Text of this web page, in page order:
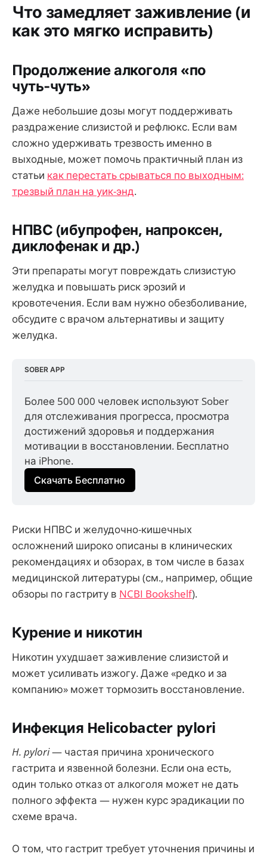
Что замедляет заживление (и
как это мягко исправить)
Продолжение алкоголя «по
чуть‑чуть»
Даже небольшие дозы могут поддерживать
раздражение слизистой и рефлюкс. Если вам
сложно удерживать трезвость именно в
выходные, может помочь практичный план из
статьи как перестать срываться по выходным:
трезвый план на уик-энд.
НПВС (ибупрофен, напроксен,
диклофенак и др.)
Эти препараты могут повреждать слизистую
желудка и повышать риск эрозий и
кровотечения. Если вам нужно обезболивание,
обсудите с врачом альтернативы и защиту
желудка.
SOBER APP
Более 500 000 человек используют Sober
для отслеживания прогресса, просмотра
достижений здоровья и поддержания
мотивации в восстановлении. Бесплатно
на iPhone.
Скачать Бесплатно
Риски НПВС и желудочно-кишечных
осложнений широко описаны в клинических
рекомендациях и обзорах, в том числе в базах
медицинской литературы (см., например, общие
обзоры по гастриту в NCBI Bookshelf).
Курение и никотин
Никотин ухудшает заживление слизистой и
может усиливать изжогу. Даже «редко и за
компанию» может тормозить восстановление.
Инфекция Helicobacter pylori
H. pylori— частая причина хронического
гастрита и язвенной болезни. Если она есть,
один только отказ от алкоголя может не дать
полного эффекта — нужен курс эрадикации по
схеме врача.
О том, что гастрит требует уточнения причины и